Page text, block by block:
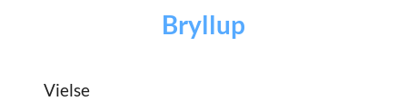
Bryllup
Vielse